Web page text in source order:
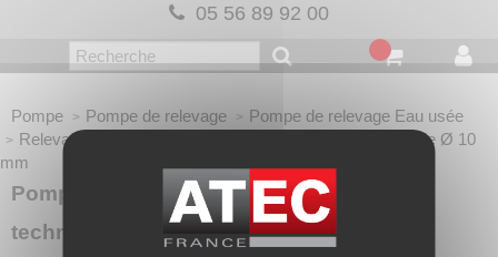
05 56 89 92 00
Pompe Pompe de relevage Pompe de relevage Eau usée
Relevage eaux usées - Corps technopolymère - Passage Ø 10
mm
Pompe de relevage eaux usées - Corps
technopolymère - Passage Ø 10 mm